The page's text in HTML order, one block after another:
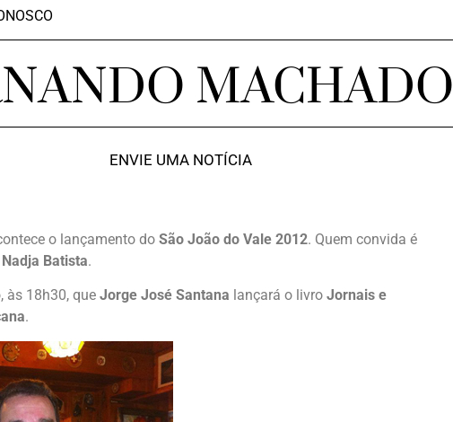
MACHADO
ENVIE UMA NOTÍCIA
o lançamento do São João do Vale 2012. Quem convida é
Nadja Batista.
às 18h30, que Jorge José Santana lançará o livro Jornais e
.